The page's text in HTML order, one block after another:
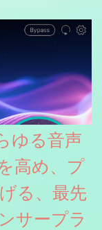
ゆる音声
高め、プ
る、最先
サープラ